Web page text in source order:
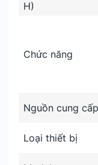
H)
Chức năng
Nguồn cung cấp
Loại thiết bị